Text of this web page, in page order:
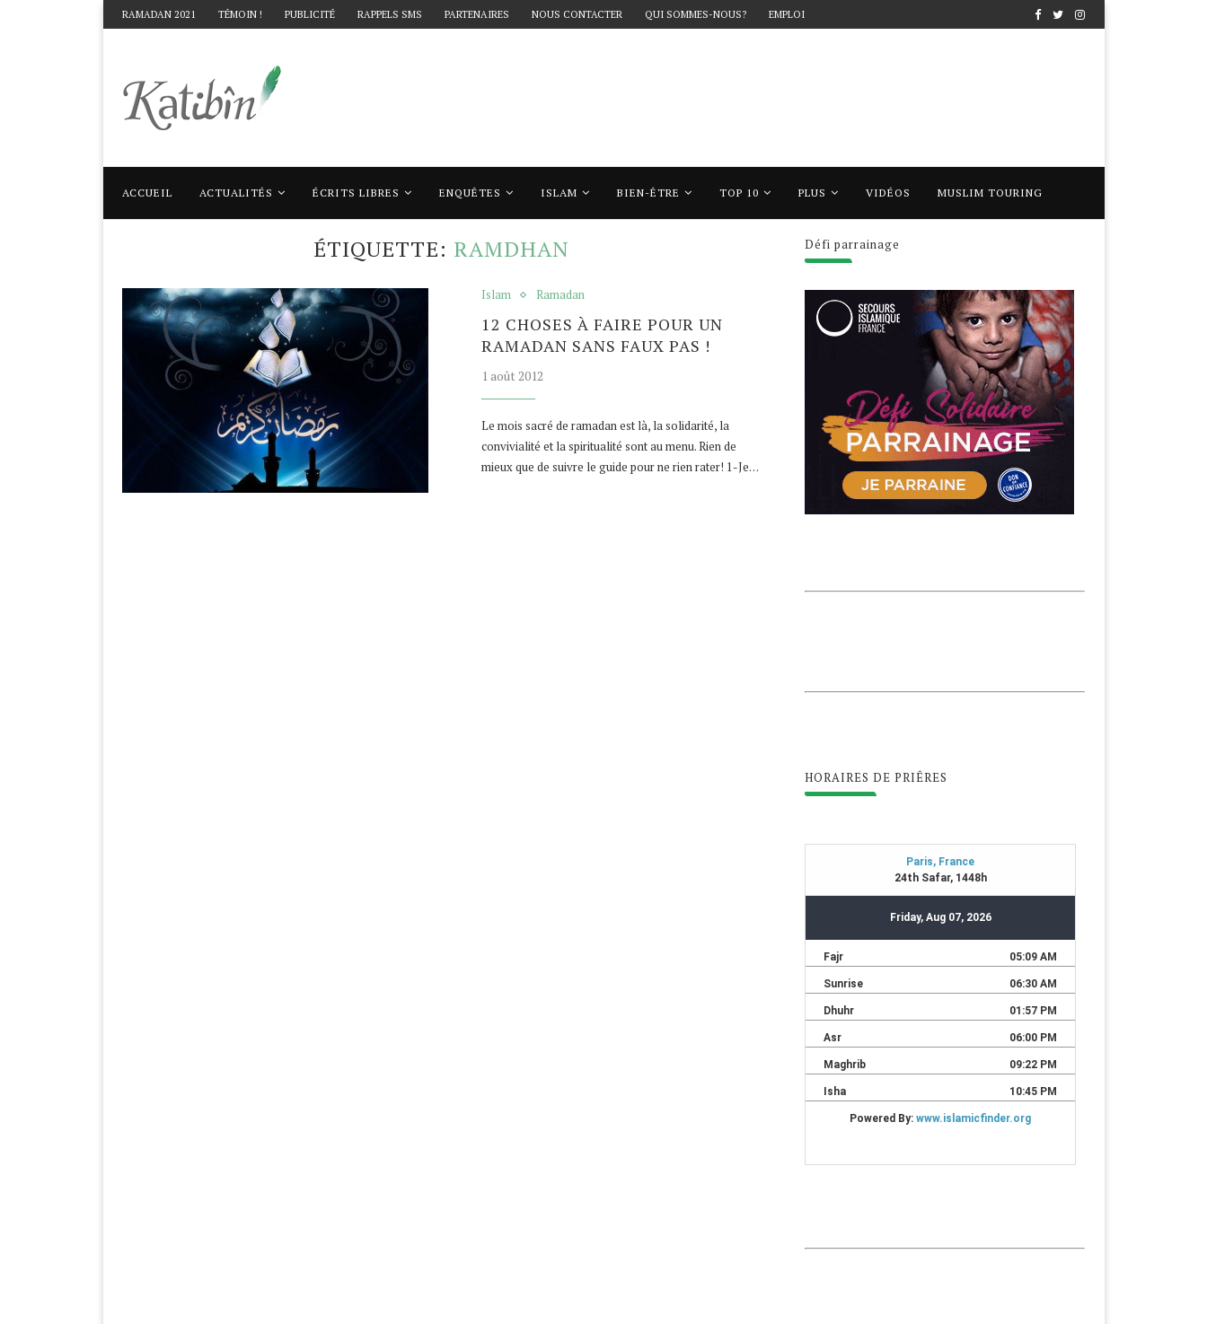
RAMADAN 2021 TÉMOIN ! PUBLICITÉ RAPPELS SMS PARTENAIRES NOUS CONTACTER QUI SOMMES-NOUS? EMPLOI
ACCUEIL ACTUALITÉS ÉCRITS LIBRES ENQUÊTES ISLAM BIEN-ÊTRE TOP 10 PLUS VIDÉOS MUSLIM TOURING
Accueil Mots clés Articles taggés avec "Ramdhan"
ÉTIQUETTE: RAMDHAN
Islam Ramadan
12 CHOSES À FAIRE POUR UN
RAMADAN SANS FAUX PAS !
1 août 2012
Le mois sacré de ramadan est là, la solidarité, la
convivialité et la spiritualité sont au menu. Rien de
mieux que de suivre le guide pour ne rien rater! 1-Je…
Défi parrainage
HORAIRES DE PRIÊRES